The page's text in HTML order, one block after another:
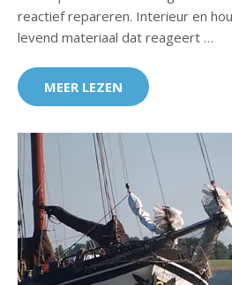
reactief repareren. Interieur en
levend materiaal dat reageert …
MEER LEZEN